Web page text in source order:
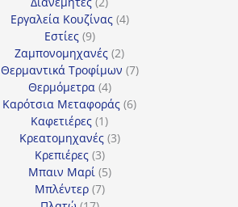
προϊόντα
Εργαλεία Κουζίνας 44
Εστίες 99
προϊόντα
Ζαμπονομηχανές 22
προϊόντα
Θερμαντικά Τροφίμων 77
Θερμόμετρα 44
προϊόντα
Καρότσια Μεταφοράς 66
Καφετιέρες 11
προϊόν
Κρεατομηχανές 33
Κρεπιέρες 33
προϊόντα
Μπαιν Μαρί 55
Μπλέντερ 77